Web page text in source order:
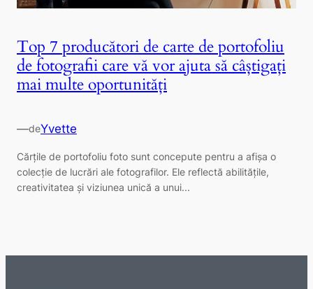
Top 7 producători de carte de portofoliu
de fotografii care vă vor ajuta să câștigați
mai multe oportunități
—deYvette
Cărțile de portofoliu foto sunt concepute pentru a afișa o
colecție de lucrări ale fotografilor. Ele reflectă abilitățile,
creativitatea și viziunea unică a unui...